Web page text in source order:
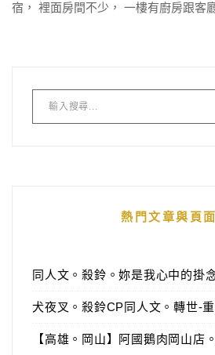
宿， 裡面房間不少， 一樓有廚房跟客
熱門文章與頁面
同人文。殺鈴。妳是我心中的掛
犬夜叉。殺鈴CP同人文。轉世-
【高雄。岡山】阿國鵝肉岡山店